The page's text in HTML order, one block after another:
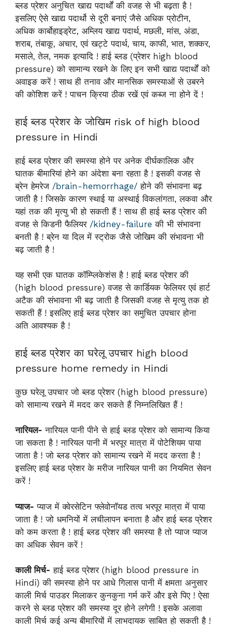
ब्लड प्रेशर अनुचित खाद्य पदार्थों की वजह से भी बढ़ता है !
इसलिए ऐसे खाद्य पदार्थो से दूरी बनाएं जैसे अधिक प्रोटीन,
अधिक कार्बोहाइड्रेट, अम्लिय खाद्य पदार्थ, मछली, मांस, अंडा,
शराब, तंबाकू, अचार, एवं खट्टे पदार्थ, चाय, काफी, भात, शक्कर,
मसाले, तेल, नमक इत्यादि ! हाई ब्लड (प्रेशर high blood
pressure) को सामान्य रखने के लिए इन सभी खाद्य पदार्थों को
अवाइङ करें ! साथ ही तनाव और मानसिक समस्याओं से उबरने
की कोशिश करें ! पाचन क्रिया ठीक रखें एवं कब्ज ना होने दें !
हाई ब्लड प्रेशर के जोखिम risk of high blood
pressure in Hindi
हाई ब्लड प्रेशर की समस्या होने पर अनेक दीर्घकालिक और
घातक बीमारियां होने का अंदेशा बना रहता है ! इसकी वजह से
ब्रेन हेमरेज /brain-hemorrhage/ होने की संभावना बढ़
जाती है ! जिसके कारण स्थाई या अस्थाई विकलांगता, लकवा और
यहां तक की मृत्यु भी हो सकती हैं ! साथ ही हाई ब्लड प्रेशर की
वजह से किडनी फैलियर /kidney-failure की भी संभावना
बनती है ! ब्रेन या दिल में स्ट्रोक जैसे जोखिम की संभावना भी
बढ़ जाती है !
यह सभी एक घातक कॉम्प्लिकेशंस है ! हाई ब्लड प्रेशर की
(high blood pressure) वजह से कार्डियक फेलियर एवं हार्ट
अटैक की संभावना भी बढ़ जाती है जिसकी वजह से मृत्यु तक हो
सकती हैं ! इसलिए हाई ब्लड प्रेशर का समुचित उपचार होना
अति आवश्यक है !
हाई ब्लड प्रेशर का घरेलू उपचार high blood
pressure home remedy in Hindi
कुछ घरेलू उपचार जो ब्लड प्रेशर (high blood pressure)
को सामान्य रखने में मदद कर सकते हैं निम्नलिखित हैं !
नारियल- नारियल पानी पीने से हाई ब्लड प्रेशर को सामान्य किया
जा सकता है ! नारियल पानी में भरपूर मात्रा में पोटेशियम पाया
जाता है ! जो ब्लड प्रेशर को सामान्य रखने में मदद करता है !
इसलिए हाई ब्लड प्रेशर के मरीज नारियल पानी का नियमित सेवन
करें !
प्याज- प्याज में क्वेरसेटिन फ्लेवोनॉयड तत्व भरपूर मात्रा में पाया
जाता है ! जो धमनियों में लचीलापन बनाता है और हाई ब्लड प्रेशर
को कम करता है ! हाई ब्लड प्रेशर की समस्या है तो प्याज प्याज
का अधिक सेवन करें !
काली मिर्च- हाई ब्लड प्रेशर (high blood pressure in
Hindi) की समस्या होने पर आधे गिलास पानी में क्षमता अनुसार
काली मिर्च पाउडर मिलाकर कुनकुना गर्म करें और इसे पिए ! ऐसा
करने से ब्लड प्रेशर की समस्या दूर होने लगेगी ! इसके अलावा
काली मिर्च कई अन्य बीमारियों में लाभदायक साबित हो सकती है !